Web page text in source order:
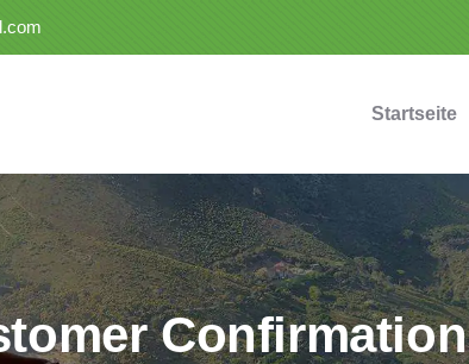
Startseite
Confirmation